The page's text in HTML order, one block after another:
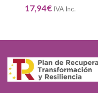
17,94€ IVA Inc.